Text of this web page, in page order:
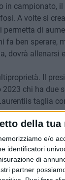
della tua
e/o
identificatori
di
partner
in campionato,
A volte si
di
ben sperare,
dovrà allenarsi
Il
chi ha due
taglia
so cosa
significherà
non è
americano o